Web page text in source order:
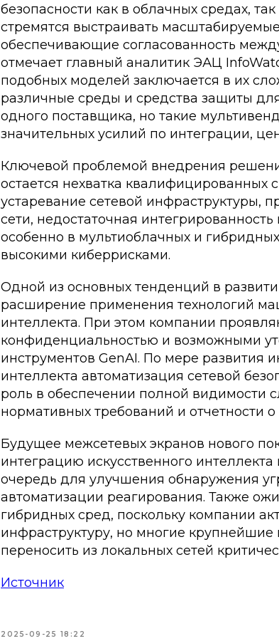
безопасности как в облачных средах,
стремятся выстраивать
обеспечивающие согласованность
отмечает главный аналитик ЭАЦ
подобных моделей заключается в их
различные среды и средства защиты
одного поставщика, но такие
значительных усилий по интеграции,
Ключевой проблемой внедрения
остается нехватка
устаревание сетевой инфраструктуры,
сети, недостаточная
особенно в мультиоблачных и
высокими киберрисками.
Одной из основных тенденций в
расширение применения технологий
интеллекта. При этом компании
конфиденциальностью и возможными
инструментов GenAI. По мере развития
интеллекта автоматизация сетевой
роль в обеспечении полной видимости
нормативных требований и отчетности о
Будущее межсетевых экранов нового
интеграцию искусственного
очередь для улучшения обнаружения
автоматизации реагирования. Также
гибридных сред, поскольку компании
инфраструктуру, но многие
переносить из локальных сетей
Источник
2025-09-25 18:22